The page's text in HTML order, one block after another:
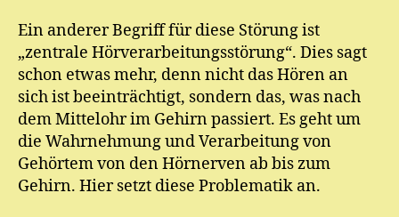
Ein anderer Begriff für diese Störung ist
„zentrale Hörverarbeitungsstörung“. Dies sagt
schon etwas mehr, denn nicht das Hören an
sich ist beeinträchtigt, sondern das, was nach
dem Mittelohr im Gehirn passiert. Es geht um
die Wahrnehmung und Verarbeitung von
Gehörtem von den Hörnerven ab bis zum
Gehirn. Hier setzt diese Problematik an.